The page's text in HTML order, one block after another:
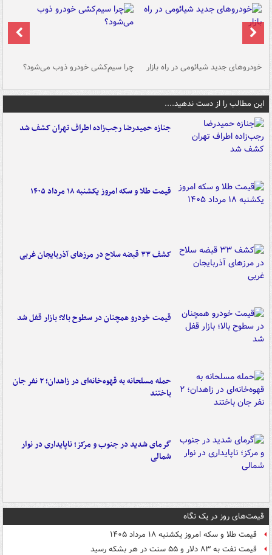
خودروهای جدید شیائومی در راه بازار چرا سیم‌کشی خودرو ذوب می‌شود؟
این مطالب را از دست ندهید....
جنازه حمیدرضا رجب‌زاده اطراف تهران کشف شد
قیمت طلا و سکه امروز یکشنبه ۱۸ مرداد ۱۴۰۵
کشف ۳۳ قبضه سلاح در مرزهای آذربایجان غربی
قیمت خودرو همچنان در سطوح بالا؛ بازار قفل شد
حمله مسلحانه به قهوه‌خانه‌ای در زاهدان؛ ۲ نفر جان
باختند
گرمای شدید در جنوب و مرکز؛ ناپایداری در نوار
شمالی
قیمت‌های روز در یک نگاه
قیمت طلا و سکه امروز یکشنبه ۱۸ مرداد ۱۴۰۵
قیمت نفت به ۸۳ دلار و ۵۵ سنت در هر بشکه رسید